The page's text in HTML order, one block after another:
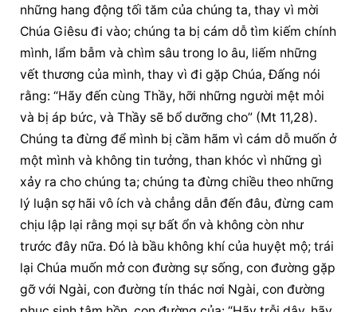
những hang động tối tăm của chúng ta, thay vì mời
Chúa Giêsu đi vào; chúng ta bị cám dỗ tìm kiếm chính
mình, lẩm bẫm và chìm sâu trong lo âu, liếm những
vết thương của mình, thay vì đi gặp Chúa, Đấng nói
rằng: “Hãy đến cùng Thầy, hỡi những người mệt mỏi
và bị áp bức, và Thầy sẽ bổ dưỡng cho” (Mt 11,28).
Chúng ta đừng để mình bị cầm hãm vì cám dỗ muốn ở
một mình và không tin tưởng, than khóc vì những gì
xảy ra cho chúng ta; chúng ta đừng chiều theo những
lý luận sợ hãi vô ích và chẳng dẫn đến đâu, đừng cam
chịu lập lại rằng mọi sự bất ổn và không còn như
trước đây nữa. Đó là bầu không khí của huyệt mộ; trái
lại Chúa muốn mở con đường sự sống, con đường gặp
gỡ với Ngài, con đường tín thác nơi Ngài, con đường